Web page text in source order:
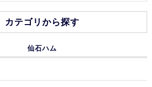
カテゴリから探す
仙石ハム